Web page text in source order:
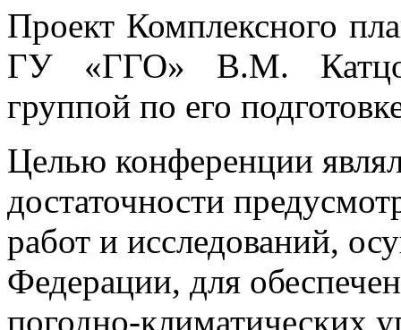
Проект Комплексного
ГУ «ГГО» В.М.
группой по его
Целью конференции
достаточности
работ и исследований,
Федерации, для
погодно-климатических